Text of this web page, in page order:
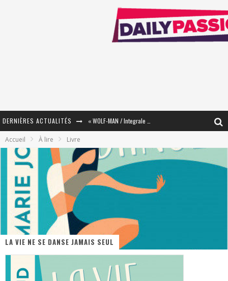
DERNIÈRES ACTUALITÉS
« Mon Village Révolté » - Combattre un Projet !
Accueil À lire Livre
LA VIE NE SE DANSE JAMAIS SEUL